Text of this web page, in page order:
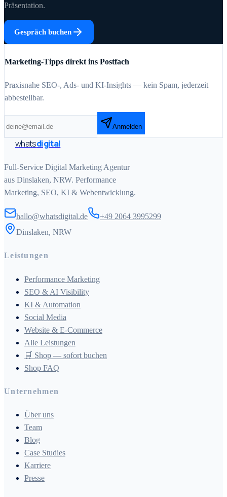
Präsentation.
Gespräch buchen
Marketing-Tipps direkt ins Postfach
Praxisnahe SEO-, Ads- und KI-Insights — kein Spam, jederzeit
abbestellbar.
Anmelden
whatsdigital
Full-Service Digital Marketing Agentur
aus Dinslaken, NRW. Performance
Marketing, SEO, KI & Webentwicklung.
hallo@whatsdigital.de
+49 2064 3995299
Dinslaken, NRW
Leistungen
Performance Marketing
SEO & AI Visibility
KI & Automation
Social Media
Website & E-Commerce
Alle Leistungen
🛒 Shop — sofort buchen
Shop FAQ
Unternehmen
Über uns
Team
Blog
Case Studies
Karriere
Presse